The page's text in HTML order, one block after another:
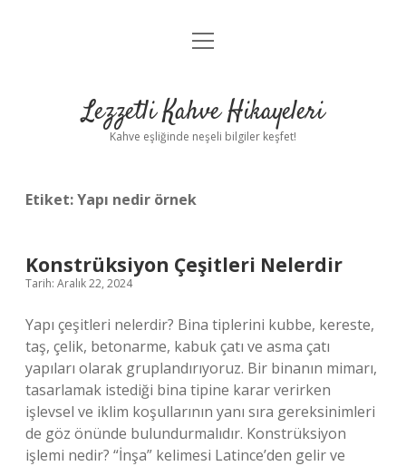
Anasayfa
Yasal Uyarı
menüyü
Lezzetli Kahve Hikayeleri
Kahve eşliğinde neşeli bilgiler keşfet!
Etiket:Yapı nedir örnek
Konstrüksiyon Çeşitleri Nelerdir
Tarih: Aralık 22, 2024
Yapı çeşitleri nelerdir? Bina tiplerini kubbe, kereste,
taş, çelik, betonarme, kabuk çatı ve asma çatı
yapıları olarak gruplandırıyoruz. Bir binanın mimarı,
tasarlamak istediği bina tipine karar verirken
işlevsel ve iklim koşullarının yanı sıra gereksinimleri
de göz önünde bulundurmalıdır. Konstrüksiyon
işlemi nedir? “İnşa” kelimesi Latince’den gelir ve